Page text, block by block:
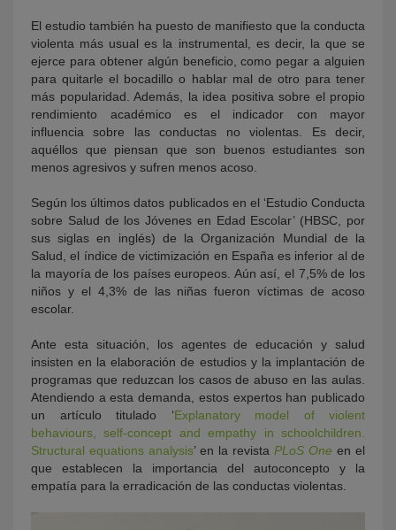
El estudio también ha puesto de manifiesto que la conducta
violenta más usual es la instrumental, es decir, la que se
ejerce para obtener algún beneficio, como pegar a alguien
para quitarle el bocadillo o hablar mal de otro para tener
más popularidad. Además, la idea positiva sobre el propio
rendimiento académico es el indicador con mayor
influencia sobre las conductas no violentas. Es decir,
aquéllos que piensan que son buenos estudiantes son
menos agresivos y sufren menos acoso.
Según los últimos datos publicados en el ‘Estudio Conducta
sobre Salud de los Jóvenes en Edad Escolar’ (HBSC, por
sus siglas en inglés) de la Organización Mundial de la
Salud, el índice de victimización en España es inferior al de
la mayoría de los países europeos. Aún así, el 7,5% de los
niños y el 4,3% de las niñas fueron víctimas de acoso
escolar.
Ante esta situación, los agentes de educación y salud
insisten en la elaboración de estudios y la implantación de
programas que reduzcan los casos de abuso en las aulas.
Atendiendo a esta demanda, estos expertos han publicado
un artículo titulado ‘Explanatory model of violent
behaviours, self-concept and empathy in schoolchildren.
Structural equations analysis’ en la revista PLoS One en el
que establecen la importancia del autoconcepto y la
empatía para la erradicación de las conductas violentas.